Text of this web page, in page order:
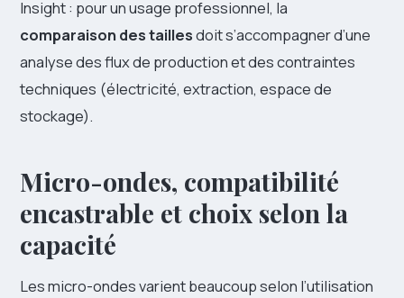
Insight : pour un usage professionnel, la
comparaison des taillesdoit s’accompagner d’une
analyse des flux de production et des contraintes
techniques (électricité, extraction, espace de
stockage).
Micro-ondes, compatibilité
encastrable et choix selon la
capacité
Les micro-ondes varient beaucoup selon l’utilisation